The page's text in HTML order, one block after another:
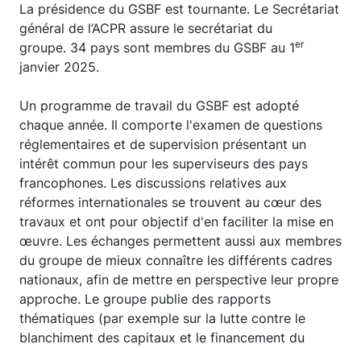
La présidence du GSBF est tournante. Le Secrétariat
général de l’ACPR assure le secrétariat du
groupe. 34 pays sont membres du GSBF au 1er
janvier 2025.
Un programme de travail du GSBF est adopté
chaque année. Il comporte l'examen de questions
réglementaires et de supervision présentant un
intérêt commun pour les superviseurs des pays
francophones. Les discussions relatives aux
réformes internationales se trouvent au cœur des
travaux et ont pour objectif d'en faciliter la mise en
œuvre. Les échanges permettent aussi aux membres
du groupe de mieux connaître les différents cadres
nationaux, afin de mettre en perspective leur propre
approche. Le groupe publie des rapports
thématiques (par exemple sur la lutte contre le
blanchiment des capitaux et le financement du